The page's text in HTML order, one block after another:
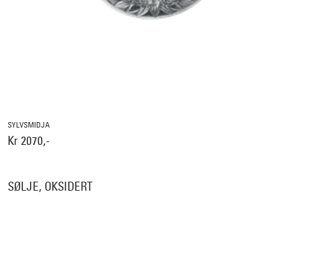
SYLVSMIDJA
Kr 2070,-
SØLJE, OKSIDERT